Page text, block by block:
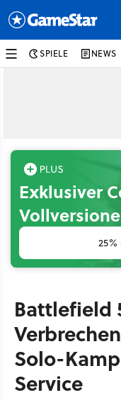
SPIELE NEWS
Exklusiver
Battlefield
Solo-
Service